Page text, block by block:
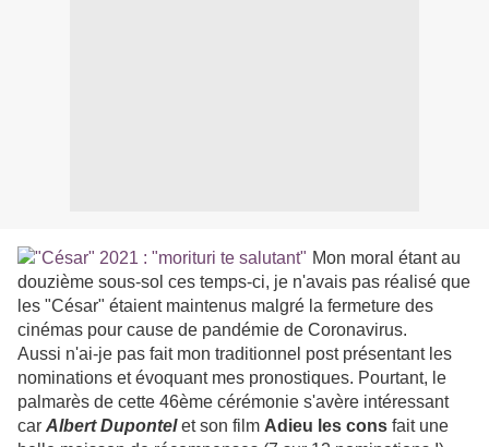
Mon moral étant au
douzième sous-sol ces temps-ci, je n'avais pas réalisé que
les "César" étaient maintenus malgré la fermeture des
cinémas pour cause de pandémie de Coronavirus.
Aussi n'ai-je pas fait mon traditionnel post présentant les
nominations et évoquant mes pronostiques. Pourtant, le
palmarès de cette 46ème cérémonie s'avère intéressant
car Albert Dupontelet son film Adieu les cons fait une